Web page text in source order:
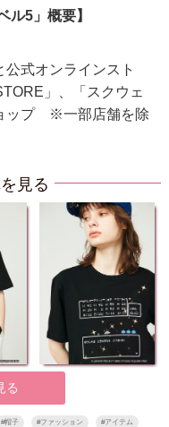
ル5」概要】
式オンラインスト
」、「スクウェ
ップ ※一部店舗を除
見る
る
#帽子 #ファッション #アイテム